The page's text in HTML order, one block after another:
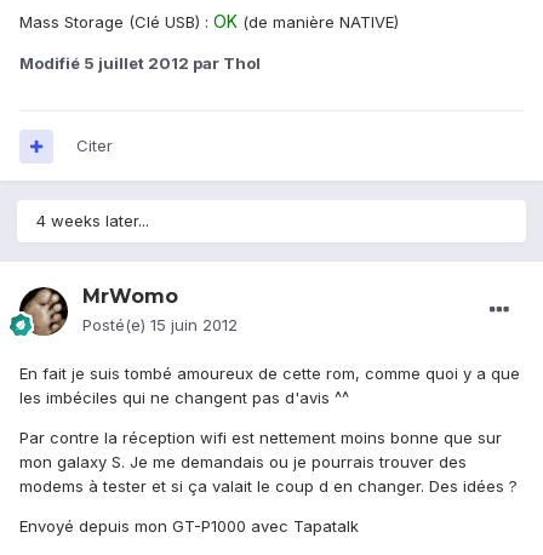
Mass Storage (Clé USB) : OK (de manière NATIVE)
Modifié 5 juillet 2012 par Thol
Citer
4 weeks later...
MrWomo
Posté(e) 15 juin 2012
En fait je suis tombé amoureux de cette rom, comme quoi y a que
les imbéciles qui ne changent pas d'avis ^^
Par contre la réception wifi est nettement moins bonne que sur
mon galaxy S. Je me demandais ou je pourrais trouver des
modems à tester et si ça valait le coup d en changer. Des idées ?
Envoyé depuis mon GT-P1000 avec Tapatalk